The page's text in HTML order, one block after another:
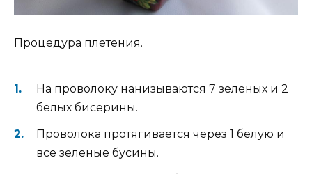
Процедура плетения.
На проволоку нанизываются 7 зеленых и 2
белых бисерины.
Проволока протягивается через 1 белую и
все зеленые бусины.